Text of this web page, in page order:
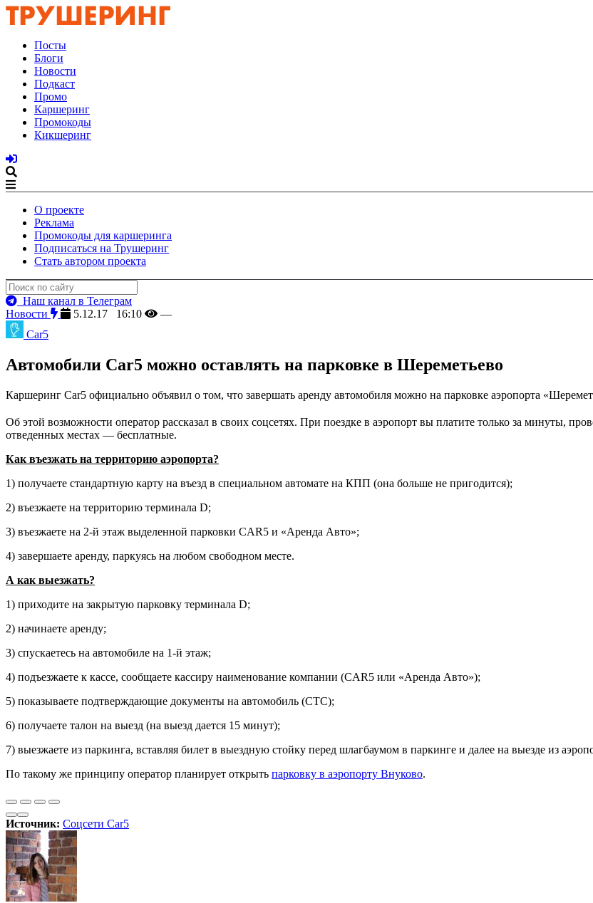
Посты
Блоги
Новости
Подкаст
Промо
Каршеринг
Промокоды
Кикшеринг
О проекте
Реклама
Промокоды для каршеринга
Подписаться на Трушеринг
Стать автором проекта
Наш канал в Телеграм
Новости
5.12.17 16:10
—
Car5
Автомобили Car5 можно оставлять на парковке в Шереметьево
Каршеринг Car5 официально объявил о том, что завершать аренду автомобиля можно на парковке аэропорта
Об этой возможности оператор рассказал в своих соцсетях. При поездке в аэропорт вы платите только за минуты,
отведенных местах — бесплатные.
Как въезжать на территорию аэропорта?
1) получаете стандартную карту на въезд в специальном автомате на КПП (она больше не пригодится);
2) въезжаете на территорию терминала D;
3) въезжаете на 2-й этаж выделенной парковки CAR5 и «Аренда Авто»;
4) завершаете аренду, паркуясь на любом свободном месте.
А как выезжать?
1) приходите на закрытую парковку терминала D;
2) начинаете аренду;
3) спускаетесь на автомобиле на 1-й этаж;
4) подъезжаете к кассе, сообщаете кассиру наименование компании (CAR5 или «Аренда Авто»);
5) показываете подтверждающие документы на автомобиль (СТС);
6) получаете талон на выезд (на выезд дается 15 минут);
7) выезжаете из паркинга, вставляя билет в выездную стойку перед шлагбаумом в паркинге и далее на выезде из
По такому же принципу оператор планирует открыть парковку в аэропорту Внуково.
Источник: Соцсети Car5